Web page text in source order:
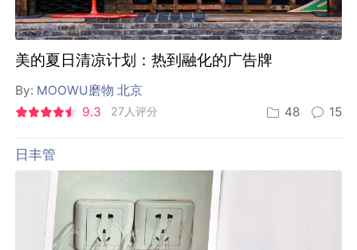
美的夏日清凉计划：热到融化的广告牌
By: MOOWU磨物 北京
9.3
27人评分 48 15
日丰管